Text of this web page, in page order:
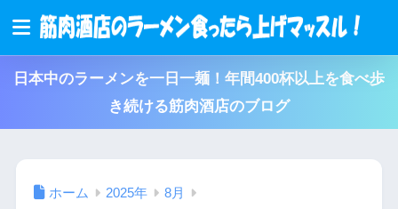
日本中のラーメンを一日一麺！年間400杯以上を食べ歩
き続ける筋肉酒店のブログ
ホーム 2025年 8月